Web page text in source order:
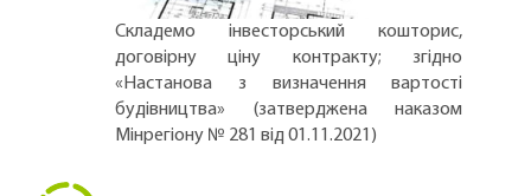
Складемо інвесторський кошторис,
договірну ціну контракту; згідно
«Настанова з визначення вартості
будівництва» (затверджена наказом
Мінрегіону № 281 від 01.11.2021)